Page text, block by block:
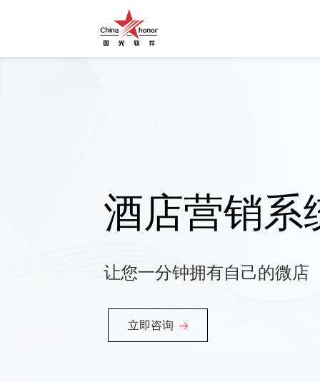
酒店营销系
让您一分钟拥有自己的微店
立即咨询